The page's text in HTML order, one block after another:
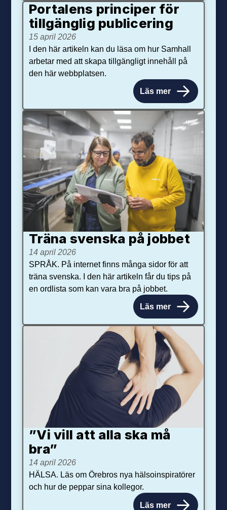
Portalens principer för
tillgänglig publicering
15 april 2026
I den här artikeln kan du läsa om hur Samhall
arbetar med att skapa tillgängligt innehåll på
den här webbplatsen.
Läs mer
Träna svenska på jobbet
14 april 2026
SPRÅK. På internet finns många sidor för att
träna svenska. I den här artikeln får du tips på
en ordlista som kan vara bra på jobbet.
Läs mer
”Vi vill att alla ska må
bra”
14 april 2026
HÄLSA. Läs om Örebros nya hälsoinspiratörer
och hur de peppar sina kollegor.
Läs mer